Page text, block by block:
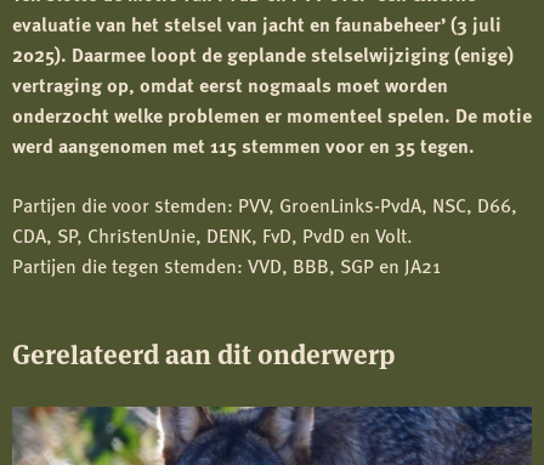
evaluatie van het stelsel van jacht en faunabeheer’ (3 juli
2025). Daarmee loopt de geplande stelselwijziging (enige)
vertraging op, omdat eerst nogmaals moet worden
onderzocht welke problemen er momenteel spelen. De motie
werd aangenomen met 115 stemmen voor en 35 tegen.
Partijen die voor stemden: PVV, GroenLinks-PvdA, NSC, D66,
CDA, SP, ChristenUnie, DENK, FvD, PvdD en Volt.
Partijen die tegen stemden: VVD, BBB, SGP en JA21
Gerelateerd aan dit onderwerp